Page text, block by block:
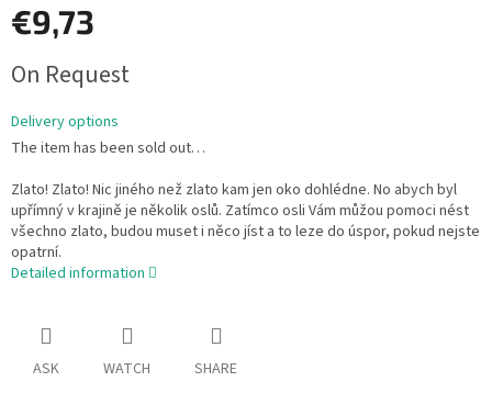
€9,73
price:
On Request
Delivery options
The item has been sold out…
Zlato! Zlato! Nic jiného než zlato kam jen oko dohlédne. No abych byl
upřímný v krajině je několik oslů. Zatímco osli Vám můžou pomoci nést
všechno zlato, budou muset i něco jíst a to leze do úspor, pokud nejste
opatrní.
Detailed information
ASK WATCH SHARE